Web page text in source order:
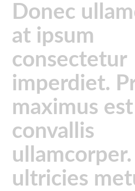
Donec
at ipsum
consectetur
imperdiet.
maximus
convallis
ullamcorper.
ultricies